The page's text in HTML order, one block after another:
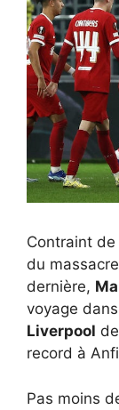
Contraint
du
dernière,
voyage
Liverpool
record à
Pas moins